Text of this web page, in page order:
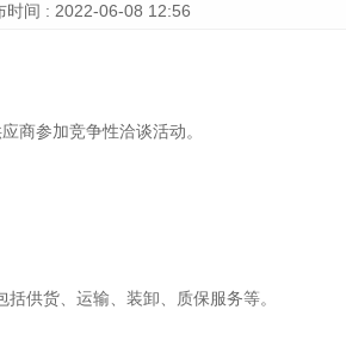
时间 : 2022-06-08 12:56
商参加竞争性洽谈活动。
供货、运输、装卸、质保服务等。